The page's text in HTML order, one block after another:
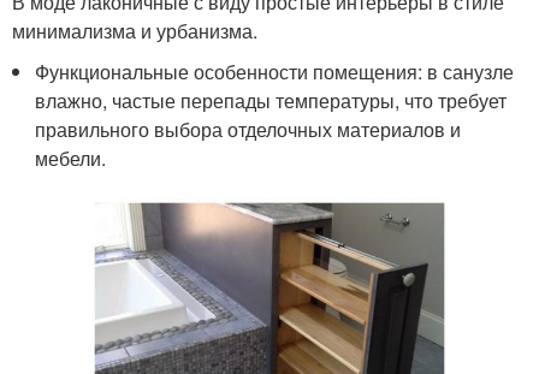
минимализма и урбанизма.
Функциональные особенности помещения: в санузле
влажно, частые перепады температуры, что требует
правильного выбора отделочных материалов и
мебели.